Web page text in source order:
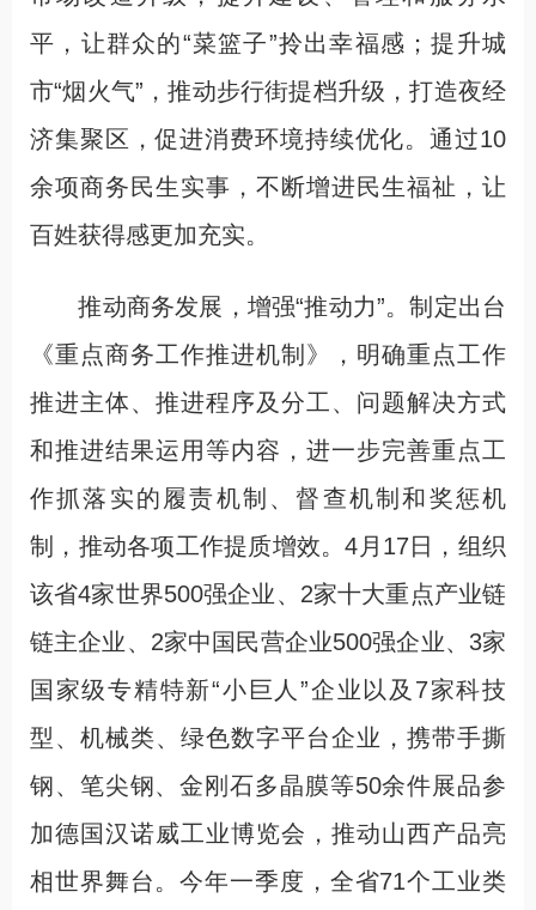
平，让群众的“菜篮子”拎出幸福感；提升城
市“烟火气”，推动步行街提档升级，打造夜经
济集聚区，促进消费环境持续优化。通过10
余项商务民生实事，不断增进民生福祉，让
百姓获得感更加充实。
推动商务发展，增强“推动力”。制定出台
《重点商务工作推进机制》，明确重点工作
推进主体、推进程序及分工、问题解决方式
和推进结果运用等内容，进一步完善重点工
作抓落实的履责机制、督查机制和奖惩机
制，推动各项工作提质增效。4月17日，组织
该省4家世界500强企业、2家十大重点产业链
链主企业、2家中国民营企业500强企业、3家
国家级专精特新“小巨人”企业以及7家科技
型、机械类、绿色数字平台企业，携带手撕
钢、笔尖钢、金刚石多晶膜等50余件展品参
加德国汉诺威工业博览会，推动山西产品亮
相世界舞台。今年一季度，全省71个工业类